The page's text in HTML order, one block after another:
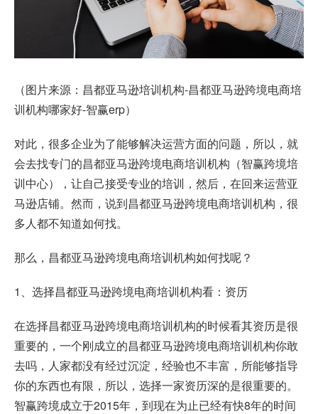
（图片来源：昌都亚马逊培训机构-昌都亚马逊跨境电商培
训机构哪家好-智赢erp）
对此，很多企业为了能够解决运营方面的问题，所以，就
会去找专门的昌都亚马逊跨境电商培训机构（智赢跨境培
训中心），让自己接受专业的培训，然后，在回来运营亚
马逊店铺。然而，说到昌都亚马逊跨境电商培训机构，很
多人都不知道如何找。
那么，昌都亚马逊跨境电商培训机构如何找呢？
1、选择昌都亚马逊跨境电商培训机构看：资历
在选择昌都亚马逊跨境电商培训机构的时候看其资历是很
重要的，一个刚成立的昌都亚马逊跨境电商培训机构你敢
去吗，人家都没有经过沉淀，经验也不丰富，所能够指导
你的东西也有限，所以，选择一家资历深的是很重要的。
智赢跨境成立于2015年，到现在为止已经有快8年的时间